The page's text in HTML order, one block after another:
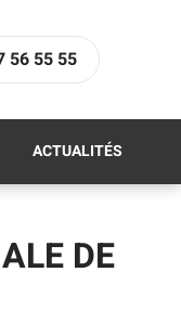
56 55 55
ACTUALITÉS
DE